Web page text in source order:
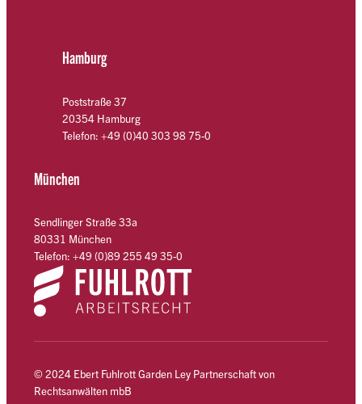
Hamburg
Poststraße 37
20354 Hamburg
Telefon: +49 (0)40 303 98 75-0
München
Sendlinger Straße 33a
80331 München
Telefon: +49 (0)89 255 49 35-0
© 2024 Ebert Fuhlrott Garden Ley Partnerschaft von
Rechtsanwälten mbB